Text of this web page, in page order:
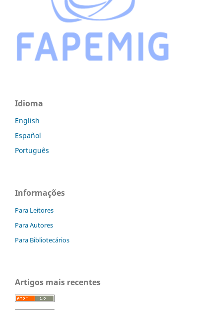
Idioma
English
Español
Português
Informações
Para Leitores
Para Autores
Para Bibliotecários
Artigos mais recentes